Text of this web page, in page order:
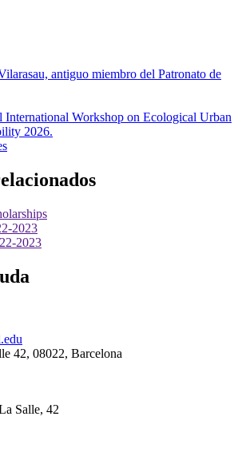
antiguo miembro del Patronato de
International Workshop on Ecological Urban
2026.
2023
2023
42, 08022, Barcelona
Salle, 42